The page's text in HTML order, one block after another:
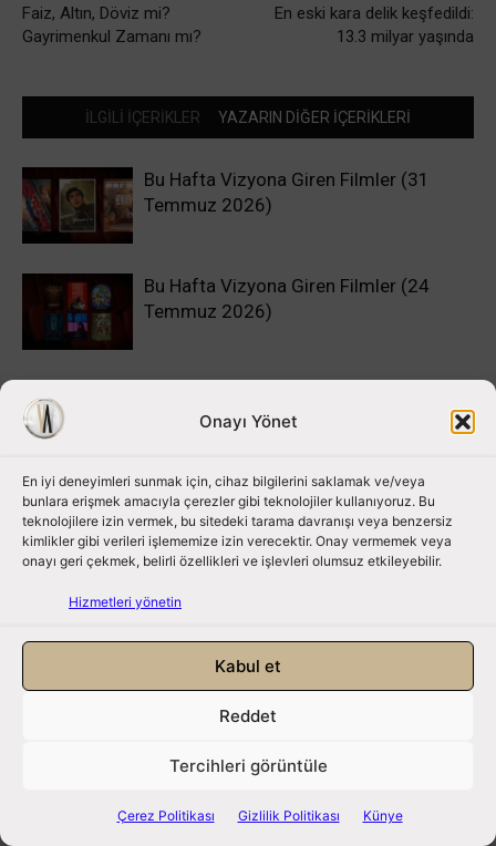
Onayı Yönet
En iyi deneyimleri sunmak için, cihaz bilgilerini saklamak ve/veya
bunlara erişmek amacıyla çerezler gibi teknolojiler kullanıyoruz. Bu
teknolojilere izin vermek, bu sitedeki tarama davranışı veya benzersiz
kimlikler gibi verileri işlememize izin verecektir. Onay vermemek veya
onayı geri çekmek, belirli özellikleri ve işlevleri olumsuz etkileyebilir.
Hizmetleri yönetin
Kabul et
Reddet
Tercihleri görüntüle
Çerez Politikası Gizlilik Politikası Künye
Faiz, Altın, Döviz mi?
Gayrimenkul Zamanı mı?
En eski kara delik keşfedildi:
13.3 milyar yaşında
İLGİLİ İÇERİKLER YAZARIN DİĞER İÇERİKLERİ
Bu Hafta Vizyona Giren Filmler (31
Temmuz 2026)
Bu Hafta Vizyona Giren Filmler (24
Temmuz 2026)
Temmuz 2026)